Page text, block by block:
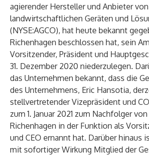
agierender Hersteller und Anbieter von
landwirtschaftlichen Geräten und
(NYSE:AGCO), hat heute bekannt
Richenhagen beschlossen hat, sein
Vorsitzender, Präsident und
31. Dezember 2020 niederzulegen.
das Unternehmen bekannt, dass die
des Unternehmens, Eric Hansotia,
stellvertretender Vizepräsident und
zum 1. Januar 2021 zum Nachfolger
Richenhagen in der Funktion als
und CEO ernannt hat. Darüber hinaus
mit sofortiger Wirkung Mitglied der